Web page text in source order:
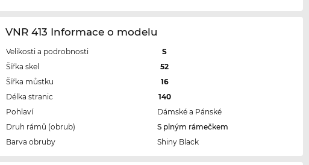
VNR 413 Informace o modelu
Velikosti a podrobnosti
S
Šířka skel
52
Šířka můstku
16
Délka stranic
140
Pohlaví
Dámské a Pánské
Druh rámů (obrub)
S plným rámečkem
Barva obruby
Shiny Black